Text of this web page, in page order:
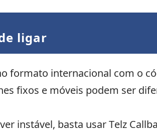
ligar
formato internacional com o
fixos e móveis podem ser
instável, basta usar Telz